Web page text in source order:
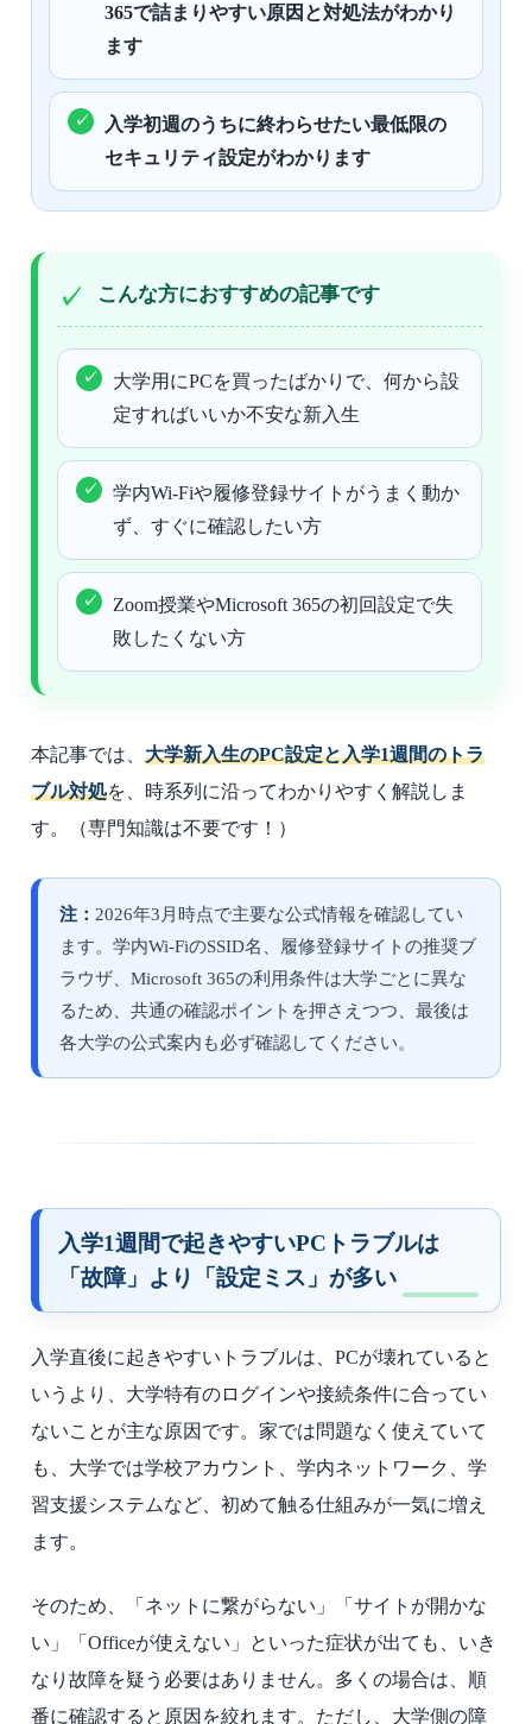
365で詰まりやすい原因と対処法がわかり
ます
入学初週のうちに終わらせたい最低限の
セキュリティ設定がわかります
こんな方におすすめの記事です
大学用にPCを買ったばかりで、何から設
定すればいいか不安な新入生
学内Wi-Fiや履修登録サイトがうまく動か
ず、すぐに確認したい方
Zoom授業やMicrosoft 365の初回設定で失
敗したくない方
本記事では、 大学新入生のPC設定と入学1週間のトラ
ブル対処を、時系列に沿ってわかりやすく解説しま
す。
（専門知識は不要です！）
注： 2026年3月時点で主要な公式情報を確認してい
ます。学内Wi-FiのSSID名、履修登録サイトの推奨ブ
ラウザ、Microsoft 365の利用条件は大学ごとに異な
るため、共通の確認ポイントを押さえつつ、最後は
各大学の公式案内も必ず確認してください。
入学1週間で起きやすいPCトラブルは
「故障」より「設定ミス」が多い
入学直後に起きやすいトラブルは、PCが壊れていると
いうより、大学特有のログインや接続条件に合ってい
ないことが主な原因です。家では問題なく使えていて
も、大学では学校アカウント、学内ネットワーク、学
習支援システムなど、初めて触る仕組みが一気に増え
ます。
そのため、「ネットに繋がらない」「サイトが開かな
い」「Officeが使えない」といった症状が出ても、いき
なり故障を疑う必要はありません。多くの場合は、順
番に確認すると原因を絞れます。ただし、大学側の障